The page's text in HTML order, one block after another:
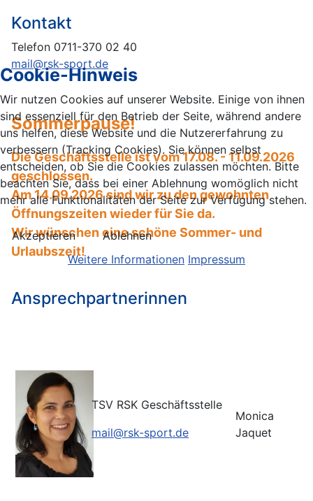
Kontakt
Telefon 0711-370 02 40
mail@rsk-sport.de
Sommerpause!
Die Geschäftsstelle ist vom 17.08. - 11.09.2026
geschlossen.
Am 14.09.2026 sind wir zu den gewohnten
Öffnungszeiten wieder für Sie da.
Wir wünschen eine schöne Sommer- und
Urlaubszeit!
Ansprechpartnerinnen
TSV RSK Geschäftsstelle
mail@rsk-sport.de
Monica
Jaquet
Cookie-Hinweis
Wir nutzen Cookies auf unserer Website. Einige von ihnen
sind essenziell für den Betrieb der Seite, während andere
uns helfen, diese Website und die Nutzererfahrung zu
verbessern (Tracking Cookies). Sie können selbst
entscheiden, ob Sie die Cookies zulassen möchten. Bitte
beachten Sie, dass bei einer Ablehnung womöglich nicht
mehr alle Funktionalitäten der Seite zur Verfügung stehen.
Akzeptieren
Ablehnen
Weitere Informationen Impressum